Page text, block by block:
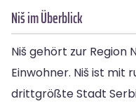
Niš im Überblick
Niš gehört zur Region
Einwohner. Niš ist mit
drittgrößte Stadt